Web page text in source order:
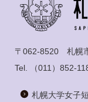
〒062-8520 札幌
Tel.
（011）852-
札幌大学女子